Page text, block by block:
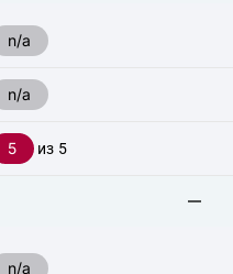
n/a
n/a
5 из 5
n/a